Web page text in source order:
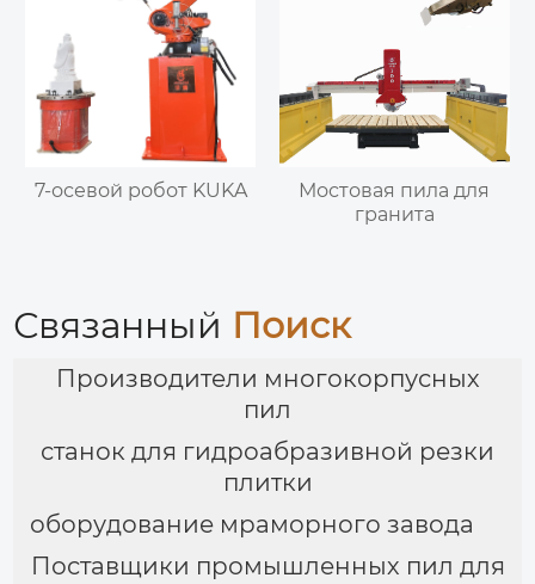
7-осевой робот KUKA
Мостовая пила для
гранита
Связанный Поиск
Производители многокорпусных
пил
станок для гидроабразивной резки
плитки
оборудование мраморного завода
Поставщики промышленных пил для